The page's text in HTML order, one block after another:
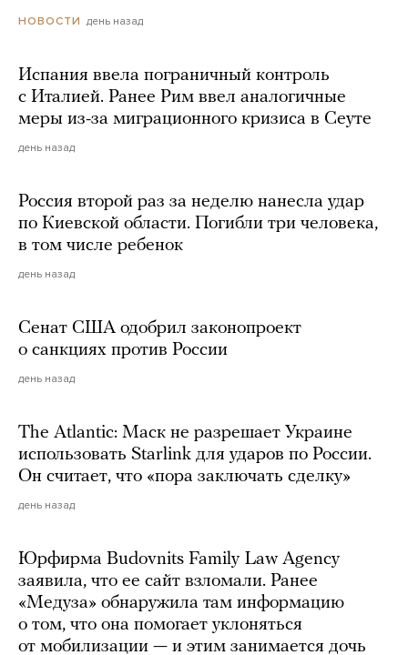
НОВОСТИ день назад
Испания ввела пограничный контроль
с Италией. Ранее Рим ввел аналогичные
меры из-за миграционного кризиса в Сеуте
день назад
Россия второй раз за неделю нанесла удар
по Киевской области. Погибли три человека,
в том числе ребенок
день назад
Сенат США одобрил законопроект
о санкциях против России
день назад
The Atlantic: Маск не разрешает Украине
использовать Starlink для ударов по России.
Он считает, что «пора заключать сделку»
день назад
Юрфирма Budovnits Family Law Agency
заявила, что ее сайт взломали. Ранее
«Медуза» обнаружила там информацию
о том, что она помогает уклоняться
от мобилизации — и этим занимается дочь